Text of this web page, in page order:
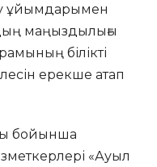
ұйымдарымен
маңыздылығы
білікті
ерекше атап
бойынша
«Ауыл